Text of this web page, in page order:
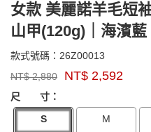
女款 美麗諾羊毛短
山甲(120g)｜海濱藍
款式號碼： 26Z00013
牌：
sensor
NT$2,880 NT$ 2,592
尺 寸：
S
M